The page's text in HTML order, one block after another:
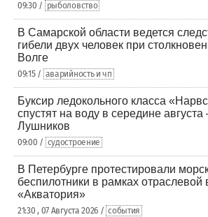
09:30 / рыболовство
В Самарской области ведется
гибели двух человек при
Волге
09:15 / аварийность и чп
Буксир ледокольного класса
спустят на воду в середине
Лушников
09:00 / судостроение
В Петербурге протестировали
беспилотники в рамках отраслевой
«Акватория»
21:30 , 07 Августа 2026 / события